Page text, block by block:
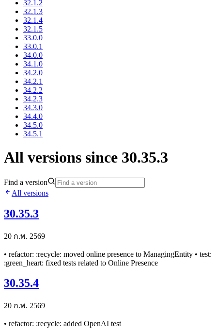
32.1.2
32.1.3
32.1.4
32.1.5
33.0.0
33.0.1
34.0.0
34.1.0
34.2.0
34.2.1
34.2.2
34.2.3
34.3.0
34.4.0
34.5.0
34.5.1
All versions since 30.35.3
Find a version
All versions
30.35.3
20 ก.พ. 2569
• refactor: :recycle: moved online presence to ManagingEntity • test:
:green_heart: fixed tests related to Online Presence
30.35.4
20 ก.พ. 2569
• refactor: :recycle: added OpenAI test